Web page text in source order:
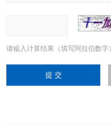
请输入计算结果（填写阿拉伯数字